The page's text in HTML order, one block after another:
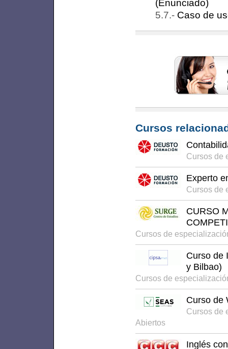
(Enunciado)
Caso de
Cursos
Cursos de
Experto
Cursos de
CURSO
Cursos de
Curso de
y Bilbao)
Cursos de
Curso de
Cursos de
Abiertos
Inglés